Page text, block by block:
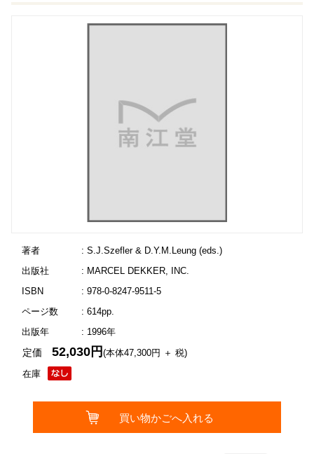
著者
: S.J.Szefler & D.Y.M.Leung (eds.)
出版社
: MARCEL DEKKER, INC.
ISBN
: 978-0-8247-9511-5
ページ数
: 614pp.
出版年
: 1996年
在庫
定価52,030円(本体47,300円 ＋ 税)